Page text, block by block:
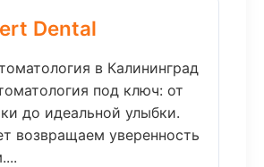
Dental
в Калининград
под ключ: от
до идеальной улыбки.
возвращаем уверенность